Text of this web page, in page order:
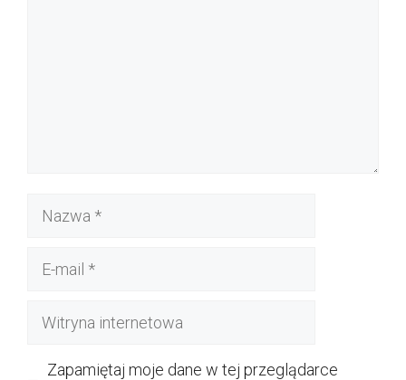
Nazwa
Witryna
Zapamiętaj moje dane w tej przeglądarce